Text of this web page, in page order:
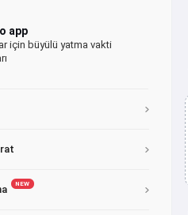
app
için büyülü yatma vakti
NEW